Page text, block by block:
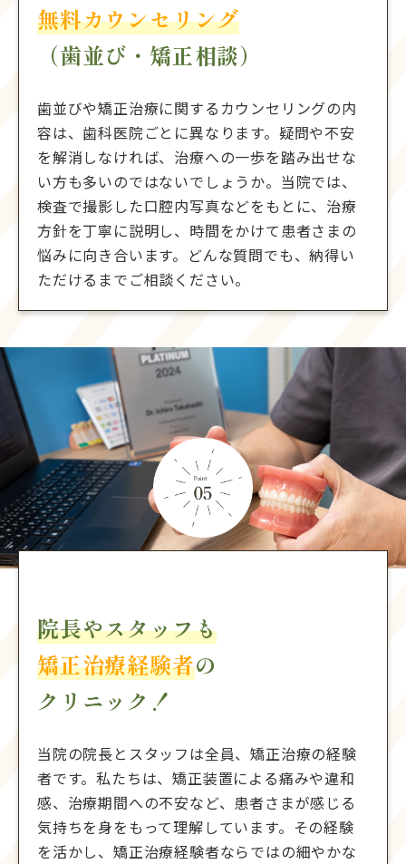
無料カウンセリング
（歯並び・矯正相談）
歯並びや矯正治療に関するカウンセリングの内
容は、歯科医院ごとに異なります。疑問や不安
を解消しなければ、治療への一歩を踏み出せな
い方も多いのではないでしょうか。当院では、
検査で撮影した口腔内写真などをもとに、治療
方針を丁寧に説明し、時間をかけて患者さまの
悩みに向き合います。どんな質問でも、納得い
ただけるまでご相談ください。
院長やスタッフも
矯正治療経験者の
クリニック！
当院の院長とスタッフは全員、矯正治療の経験
者です。私たちは、矯正装置による痛みや違和
感、治療期間への不安など、患者さまが感じる
気持ちを身をもって理解しています。その経験
を活かし、矯正治療経験者ならではの細やかな